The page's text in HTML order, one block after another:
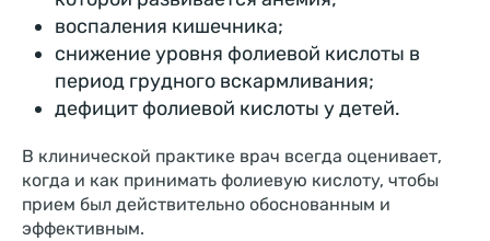
воспаления кишечника;
снижение уровня фолиевой кислоты в
период грудного вскармливания;
дефицит фолиевой кислоты у детей.
В клинической практике врач всегда оценивает,
когда и как принимать фолиевую кислоту, чтобы
прием был действительно обоснованным и
эффективным.